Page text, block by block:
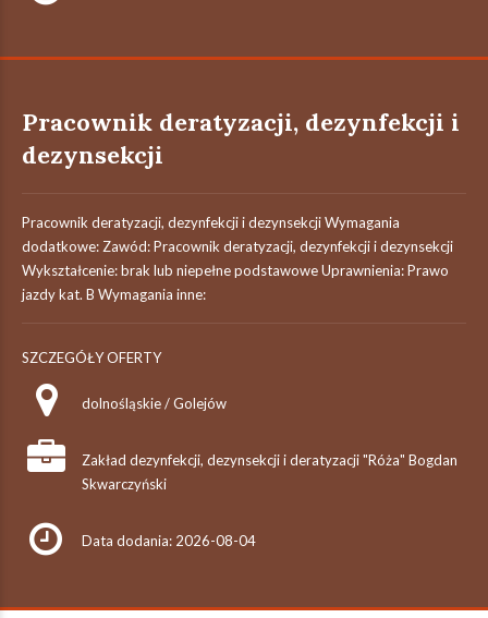
Pracownik deratyzacji, dezynfekcji i
dezynsekcji
Pracownik deratyzacji, dezynfekcji i dezynsekcji Wymagania
dodatkowe: Zawód: Pracownik deratyzacji, dezynfekcji i dezynsekcji
Wykształcenie: brak lub niepełne podstawowe Uprawnienia: Prawo
jazdy kat. B Wymagania inne:
SZCZEGÓŁY OFERTY
dolnośląskie / Golejów
Zakład dezynfekcji, dezynsekcji i deratyzacji "Róża" Bogdan
Skwarczyński
Data dodania: 2026-08-04